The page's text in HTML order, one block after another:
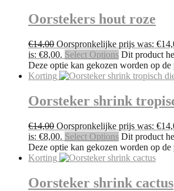
Oorstekers hout roze
€14,00 Oorspronkelijke prijs was:
is: €8,00. Select Options Dit product
Deze optie kan gekozen worden op de
Korting
Oorsteker shrink
€14,00 Oorspronkelijke prijs was:
is: €8,00. Select Options Dit product
Deze optie kan gekozen worden op de
Korting
Oorsteker shrink cactus